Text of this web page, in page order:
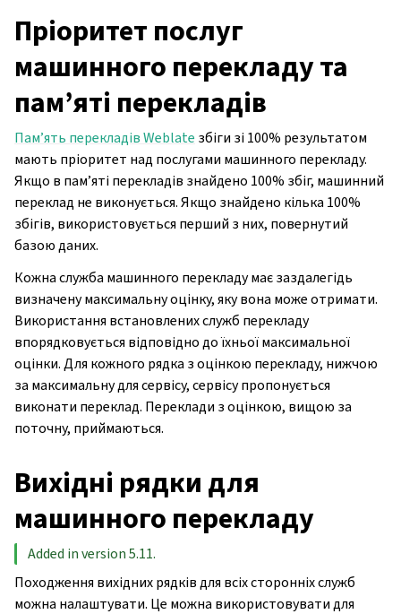
Пріоритет послуг
машинного перекладу та
пам’яті перекладів
Пам’ять перекладів Weblate збіги зі 100% результатом
мають пріоритет над послугами машинного перекладу.
Якщо в пам’яті перекладів знайдено 100% збіг, машинний
переклад не виконується. Якщо знайдено кілька 100%
збігів, використовується перший з них, повернутий
базою даних.
Кожна служба машинного перекладу має заздалегідь
визначену максимальну оцінку, яку вона може отримати.
Використання встановлених служб перекладу
впорядковується відповідно до їхньої максимальної
оцінки. Для кожного рядка з оцінкою перекладу, нижчою
за максимальну для сервісу, сервісу пропонується
виконати переклад. Переклади з оцінкою, вищою за
поточну, приймаються.
Вихідні рядки для
машинного перекладу
Added in version 5.11.
Походження вихідних рядків для всіх сторонніх служб
можна налаштувати. Це можна використовувати для